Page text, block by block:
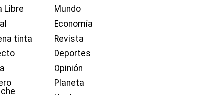
Libre
tinta
Mundo
Economía
Revista
Deportes
Opinión
Planeta